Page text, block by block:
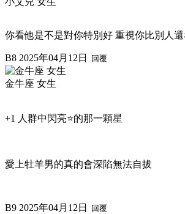
你看他是不是對你特別好 重視你比別人
B8 2025年04月12日 回覆
金牛座 女生
+1 人群中閃亮⭐️的那一顆星
愛上牡羊男的真的會深陷無法自拔
B9 2025年04月12日 回覆